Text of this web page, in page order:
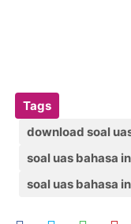
Tags
download soal
semester 2
soal uas bahasa
kunci jawaban
soal uas bahasa